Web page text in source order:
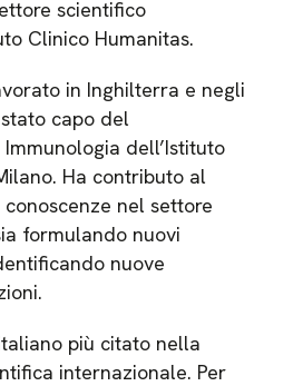
scientifico
Clinico Humanitas.
in Inghilterra e negli
capo del
dell’Istituto
Ha contributo al
nel settore
formulando nuovi
nuove
più citato nella
internazionale. Per